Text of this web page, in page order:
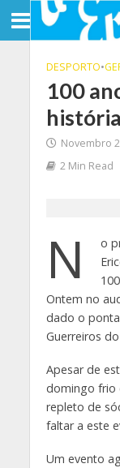
DESPORTO•
100
Novembro
2 Min Read
N
o
Ontem no
dado o
Guerreiros
Apesar de
domingo frio
repleto de
faltar a este
Um evento